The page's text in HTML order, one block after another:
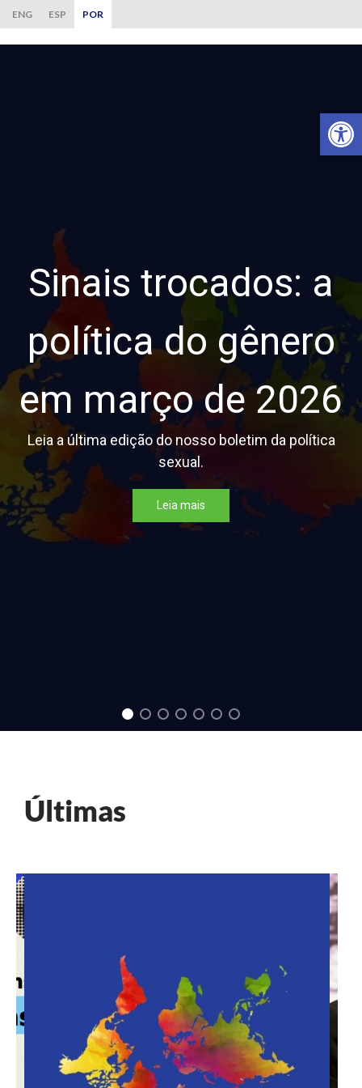
ENG ESP POR
Sinais trocados: a
política do gênero
em março de 2026
Leia a última edição do nosso boletim da política
sexual.
Leia mais
Últimas